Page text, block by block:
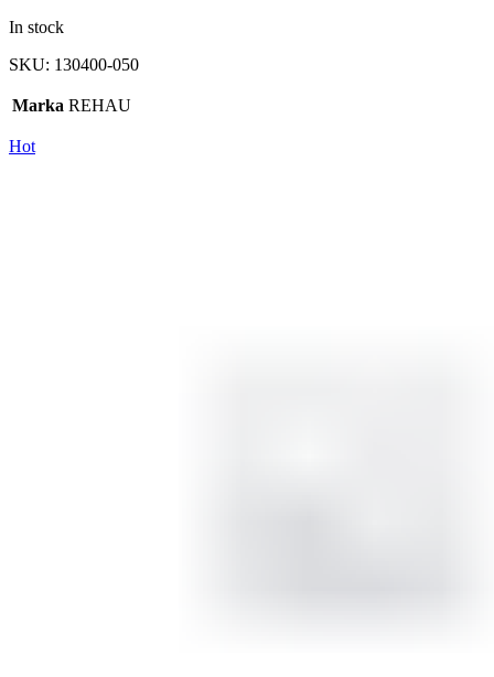
In stock
SKU: 130400-050
Marka REHAU
Hot